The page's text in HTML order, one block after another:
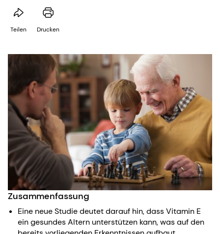
Teilen Drucken
Zusammenfassung
Eine neue Studie deutet darauf hin, dass Vitamin E
ein gesundes Altern unterstützen kann, was auf den